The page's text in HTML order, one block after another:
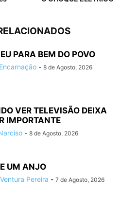
PARA BEM DO POVO
- 8 de Agosto, 2026
VER TELEVISÃO DEIXA
IMPORTANTE
- 8 de Agosto, 2026
UM ANJO
Pereira - 7 de Agosto, 2026